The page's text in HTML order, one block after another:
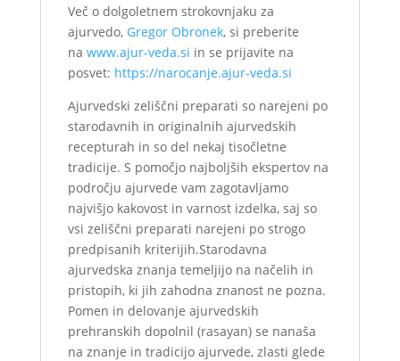
Več o dolgoletnem strokovnjaku za
ajurvedo, Gregor Obronek, si preberite
na www.ajur-veda.si in se prijavite na
posvet: https://narocanje.ajur-veda.si
Ajurvedski zeliščni preparati so narejeni po
starodavnih in originalnih ajurvedskih
recepturah in so del nekaj tisočletne
tradicije. S pomočjo najboljših ekspertov na
področju ajurvede vam zagotavljamo
najvišjo kakovost in varnost izdelka, saj so
vsi zeliščni preparati narejeni po strogo
predpisanih kriterijih.Starodavna
ajurvedska znanja temeljijo na načelih in
pristopih, ki jih zahodna znanost ne pozna.
Pomen in delovanje ajurvedskih
prehranskih dopolnil (rasayan) se nanaša
na znanje in tradicijo ajurvede, zlasti glede